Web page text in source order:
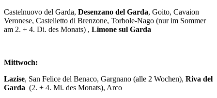
Castelnuovo del Garda, Desenzano del Garda, Goito, Cavaion
Veronese, Castelletto di Brenzone, Torbole-Nago (nur im Sommer
am 2. + 4. Di. des Monats) , Limone sul Garda
Mittwoch:
Lazise, San Felice del Benaco, Gargnano (alle 2 Wochen), Riva del
Garda (2. + 4. Mi. des Monats), Arco